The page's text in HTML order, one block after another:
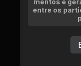
mentos e
entre os